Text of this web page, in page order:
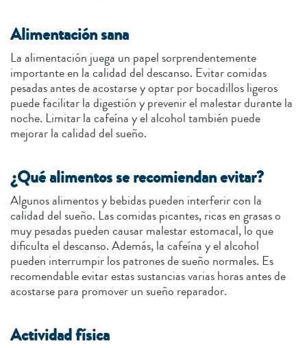
Alimentación sana
La alimentación juega un papel sorprendentemente
importante en la calidad del descanso. Evitar comidas
pesadas antes de acostarse y optar por bocadillos ligeros
puede facilitar la digestión y prevenir el malestar durante la
noche. Limitar la cafeína y el alcohol también puede
mejorar la calidad del sueño.
¿Qué alimentos se recomiendan evitar?
Algunos alimentos y bebidas pueden interferir con la
calidad del sueño. Las comidas picantes, ricas en grasas o
muy pesadas pueden causar malestar estomacal, lo que
dificulta el descanso. Además, la cafeína y el alcohol
pueden interrumpir los patrones de sueño normales. Es
recomendable evitar estas sustancias varias horas antes de
acostarse para promover un sueño reparador.
Actividad física